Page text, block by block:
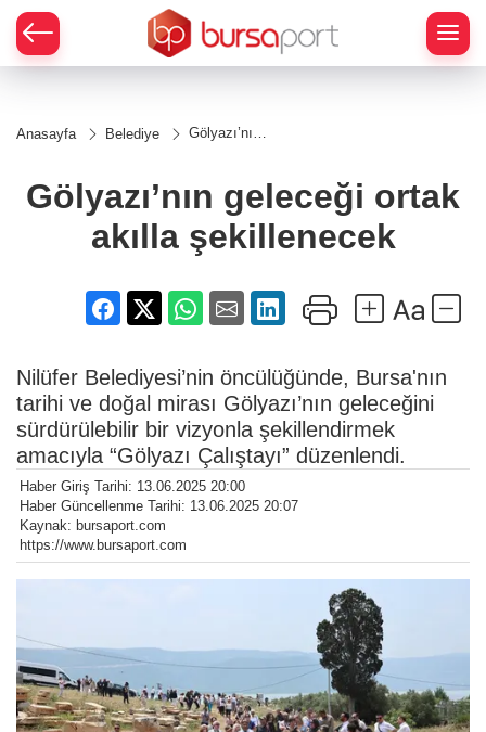
Anasayfa Belediye
Gölyazı’nın
Gölyazı’nın geleceği ortak
akılla şekillenecek
Nilüfer Belediyesi’nin öncülüğünde, Bursa'nın
tarihi ve doğal mirası Gölyazı’nın geleceğini
sürdürülebilir bir vizyonla şekillendirmek
amacıyla “Gölyazı Çalıştayı” düzenlendi.
Haber Giriş Tarihi: 13.06.2025 20:00
Haber Güncellenme Tarihi: 13.06.2025 20:07
Kaynak: bursaport.com
https://www.bursaport.com